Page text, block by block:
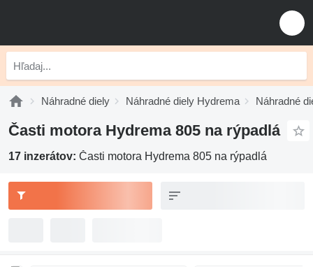
Náhradné diely Náhradné diely Hydrema Náhradné
Časti motora Hydrema 805 na rýpadlá
17 inzerátov: Časti motora Hydrema 805 na rýpadlá